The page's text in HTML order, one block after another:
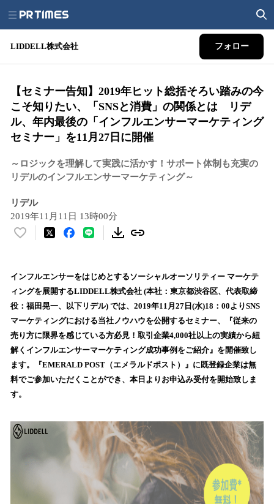
LIDDELL株式会社 フォロー
【セミナー告知】2019年ヒット総括そろい踏みの今
こそ知りたい、「SNSと消費」の関係とは リデ
ル、年内最後の「インフルエンサーマーケティング
セミナー」を11月27日に開催
～ロジックを理解して実践に活かす！サポート体制も充実の
リデルのインフルエンサーマーケティング～
リデル
2019年11月11日 13時00分
い
！
数
を
読
み
込
み
中
で
インフルエンサーをはじめとするソーシャルオーソリティー マーケテ
ィングを展開するLIDDELL株式会社 (本社：東京都渋谷区、代表取締
役：福田晃一、以下リデル) では、2019年11月27日(水)18：00よりSNS
マーケティングにおける当社ノウハウを公開するセミナー、『従来の
売り方に限界を感じている方必見！取引企業4,000社以上の実績から紐
解くインフルエンサーマーケティング成功事例をご紹介』を開催致し
ます。『EMERALD POST（エメラルドポスト）』に既登録企業は無
料でご参加いただくことができ、本日よりお申込み受付を開始致しま
す。